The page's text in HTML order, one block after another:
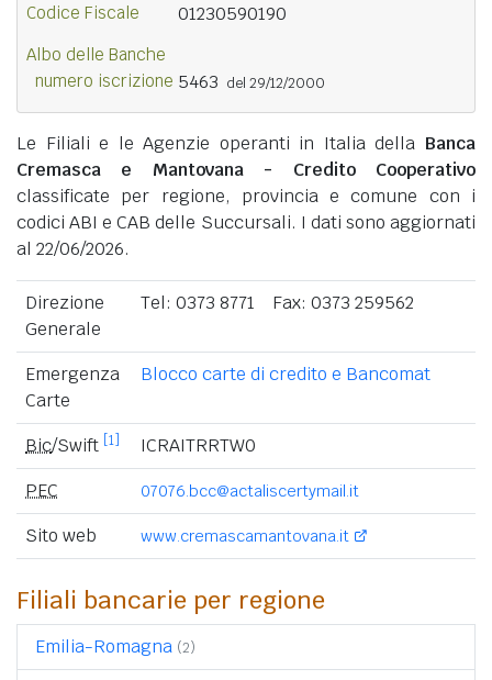
Codice Fiscale 01230590190
Albo delle Banche
numero iscrizione 5463 del 29/12/2000
Le Filiali e le Agenzie operanti in Italia della Banca
Cremasca e Mantovana - Credito Cooperativo
classificate per regione, provincia e comune con i
codici ABI e CAB delle Succursali. I dati sono aggiornati
al 22/06/2026.
Direzione
Generale
Tel: 0373 8771 Fax: 0373 259562
Emergenza
Carte
Blocco carte di credito e Bancomat
Bic/Swift [1]
ICRAITRRTW0
PEC
07076.bcc@actaliscertymail.it
Sito web www.cremascamantovana.it
Filiali bancarie per regione
Emilia-Romagna (2)